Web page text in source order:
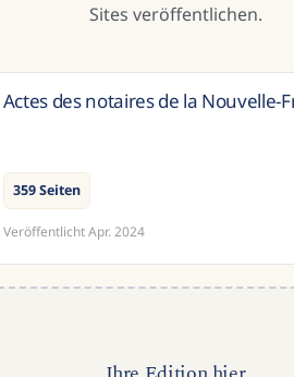
Sites veröffentlichen.
Actes des notaires de la Nouvelle-
359 Seiten
VeröffentlichtApr. 2024